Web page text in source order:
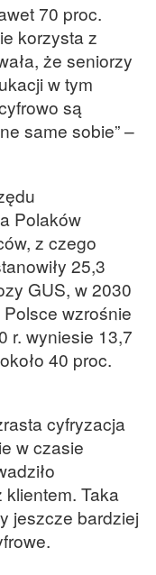
70 proc.
korzysta z
że seniorzy
w tym
są
same sobie” –
Polaków
z czego
25,3
GUS, w 2030
wzrośnie
r. wyniesie 13,7
40 proc.
cyfryzacja
w czasie
Taka
jeszcze bardziej